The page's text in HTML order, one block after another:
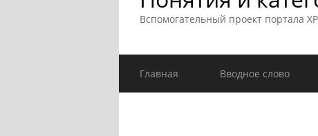
Вспомогательный проект портала
Главная Вводное слово